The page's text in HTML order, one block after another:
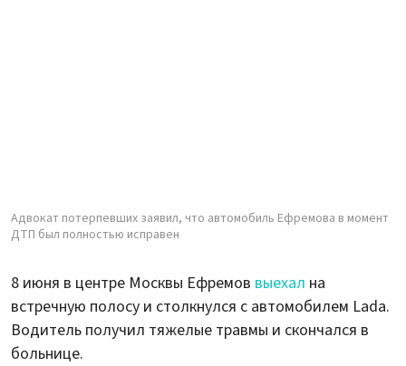
Адвокат потерпевших заявил, что автомобиль Ефремова в момент
ДТП был полностью исправен
8 июня в центре Москвы Ефремов выехал на
встречную полосу и столкнулся с автомобилем Lada.
Водитель получил тяжелые травмы и скончался в
больнице.